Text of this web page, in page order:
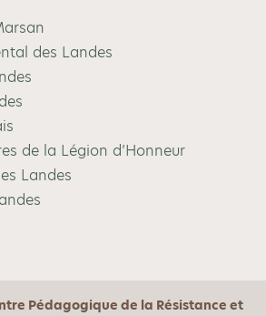
des Landes
de la Légion d’Honneur
Landes
Pédagogique de la Résistance et